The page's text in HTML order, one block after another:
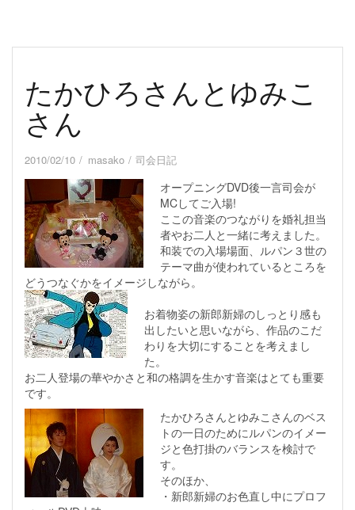
たかひろさんとゆみこ
さん
2010/02/10 masako 司会日記
オープニングDVD後一言司会が
MCしてご入場!
ここの音楽のつながりを婚礼担当
者やお二人と一緒に考えました。
和装での入場場面、ルパン３世の
テーマ曲が使われているところを
どうつなぐかをイメージしながら。
お着物姿の新郎新婦のしっとり感も
出したいと思いながら、作品のこだ
わりを大切にすることを考えまし
た。
お二人登場の華やかさと和の格調を生かす音楽はとても重要
です。
たかひろさんとゆみこさんのベス
トの一日のためにルパンのイメー
ジと色打掛のバランスを検討で
す。
そのほか、
・新郎新婦のお色直し中にプロフ